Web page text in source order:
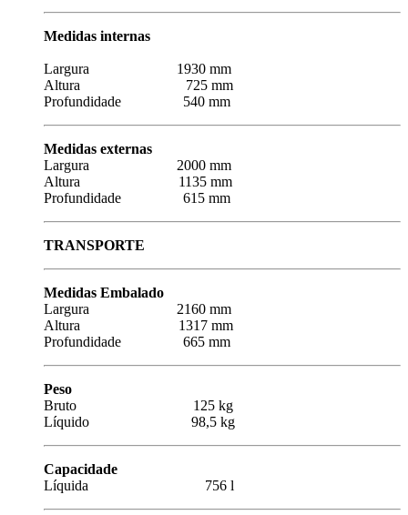
Medidas internas
Largura 1930 mm
Altura 725 mm
Profundidade 540 mm
Medidas externas
Largura 2000 mm
Altura 1135 mm
Profundidade 615 mm
TRANSPORTE
Medidas Embalado
Largura 2160 mm
Altura 1317 mm
Profundidade 665 mm
Peso
Bruto 125 kg
Líquido 98,5 kg
Capacidade
Líquida 756 l